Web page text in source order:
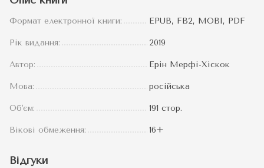
Формат електронної книги: EPUB, FB2, MOBI, PDF
Рік видання: 2019
Автор: Ерін Мерфі-Хіскок
Мова: російська
Об'єм: 191 стор.
Вікові обмеження: 16+
Відгуки